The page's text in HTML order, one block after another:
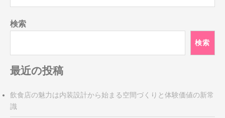
検索
検索
最近の投稿
飲食店の魅力は内装設計から始まる空間づくりと体験価値の新常
識